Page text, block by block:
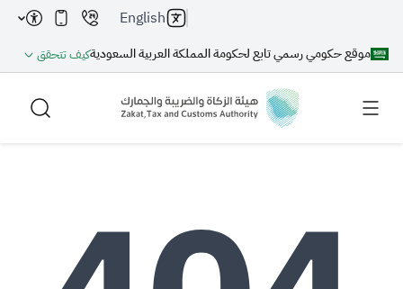
موقع حكومي رسمي تابع لحكومة المملكة العربية السعوديةكيف تتحقق
English